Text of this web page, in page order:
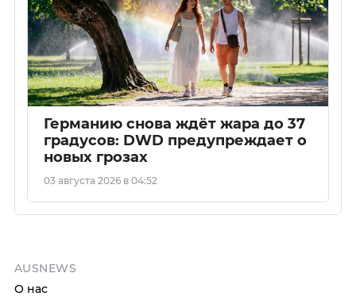
Германию снова ждёт жара до 37
градусов: DWD предупреждает о
новых грозах
03 августа 2026 в 04:52
AUSNEWS
О нас